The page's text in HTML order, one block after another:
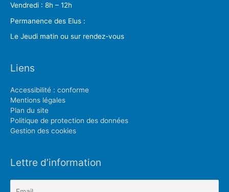
Vendredi : 8h – 12h
Permanence des Elus :
Le Jeudi matin ou sur rendez-vous
Liens
Accessibilité : conforme
Mentions légales
Plan du site
Politique de protection des données
Gestion des cookies
Lettre d’information